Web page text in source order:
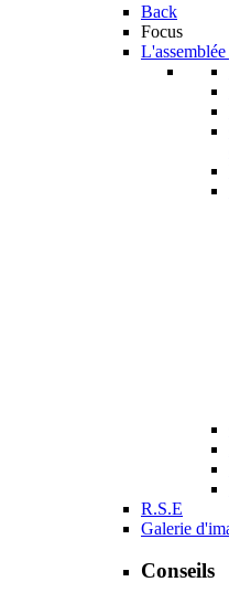
Back
Focus
R.S.E
Galerie
Conseils